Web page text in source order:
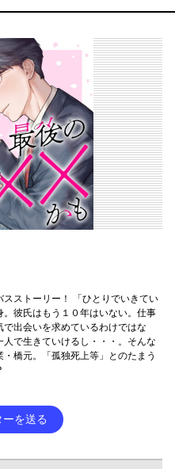
ストーリー！ 「ひとりでいきてい
彼氏はもう１０年はいない。仕事
出会いを求めているわけではな
で生きていけるし・・・。そんな
橋元。「孤独死上等」とのたまう
を送る